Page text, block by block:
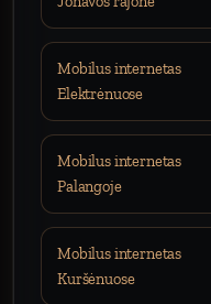
Mobilus internetas
Elektrėnuose
Mobilus internetas
Palangoje
Mobilus internetas
Kuršėnuose